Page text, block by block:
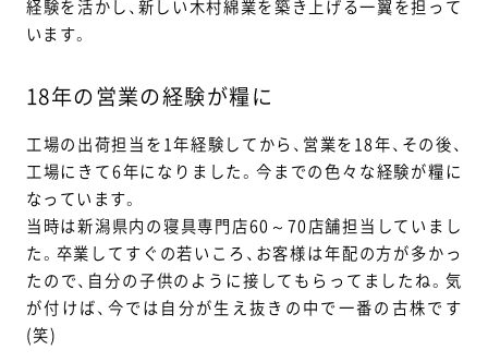
経験を活かし、新しい木村綿業を築き上げる一翼を担って
います。
18年の営業の経験が糧に
工場の出荷担当を1年経験してから、営業を18年、その後、
工場にきて6年になりました。今までの色々な経験が糧に
なっています。
当時は新潟県内の寝具専門店60～70店舗担当していまし
た。卒業してすぐの若いころ、お客様は年配の方が多かっ
たので、自分の子供のように接してもらってましたね。気
が付けば、今では自分が生え抜きの中で一番の古株です
(笑)